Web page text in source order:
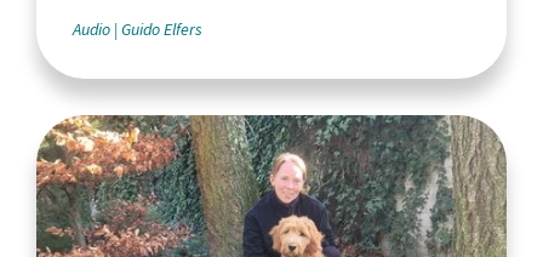
Audio Guido Elfers